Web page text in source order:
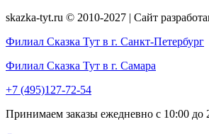
skazka-tyt.ru © 2010-2027 | Сайт
Филиал Сказка Тут в г. Санкт-Петербург
Филиал Сказка Тут в г. Самара
+7 (495)127-72-54
Принимаем заказы ежедневно с 10:00 до